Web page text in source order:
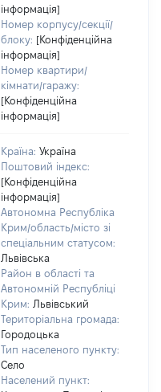
інформація]
Номер корпусу/секції/
блоку: [Конфіденційна
інформація]
Номер квартири/
кімнати/гаражу:
[Конфіденційна
інформація]
Країна: Україна
Поштовий індекс:
[Конфіденційна
інформація]
Автономна Республіка
Крим/область/місто зі
спеціальним статусом:
Львівська
Район в області та
Автономній Республіці
Крим: Львівський
Територіальна громада:
Городоцька
Тип населеного пункту:
Село
Населений пункт: